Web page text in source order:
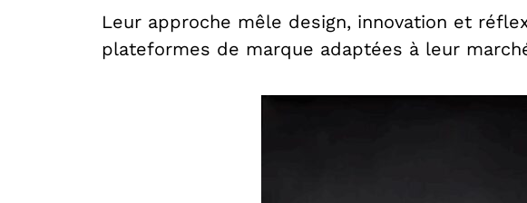
Leur approche mêle design, innovation et
plateformes de marque adaptées à leur